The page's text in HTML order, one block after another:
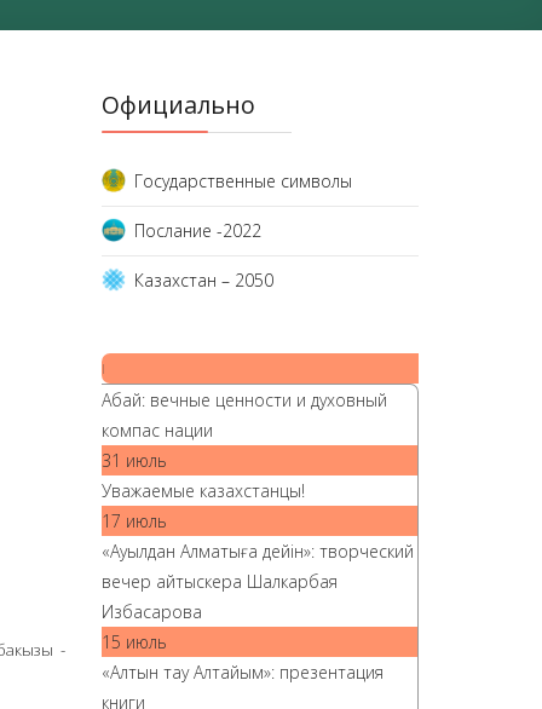
-
Официально
Государственные символы
Послание -2022
Казахстан – 2050
Абай: вечные ценности и духовный
компас нации
31 июль
Уважаемые казахстанцы!
17 июль
«Ауылдан Алматыға дейін»: творческий
вечер айтыскера Шалкарбая
Избасарова
15 июль
«Алтын тау Алтайым»: презентация
книги